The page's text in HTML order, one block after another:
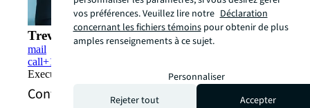
Trevor Thomas
mail
call+1 604 628 4336
Executive Vice President, Retail
Contactez-nous au sujet des services pour le
vos préférences. Veuillez lire notre Déclaration
concernant les fichiers témoinspour obtenir de plus
amples renseignements à ce sujet.
Personnaliser
Rejeter tout
Accepter